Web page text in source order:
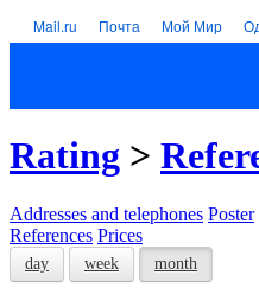
Mail.ru Почта Мой Мир
Rating >
Addresses and telephones Poster
References Prices
day week month